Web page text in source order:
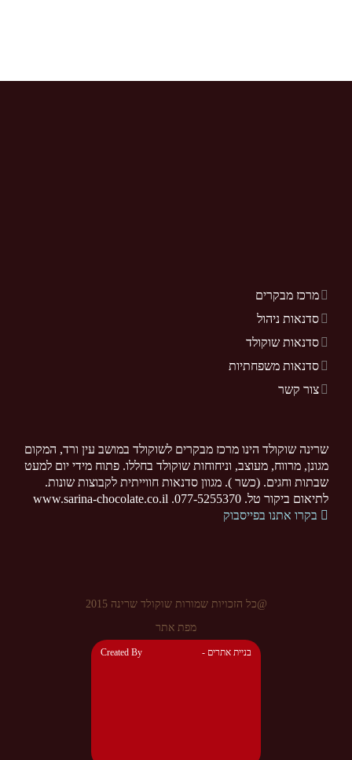
מרכז מבקרים
סדנאות ניהול
סדנאות שוקולד
סדנאות משפחתיות
צור קשר
שרינה שוקולד הינו מרכז מבקרים לשוקולד במושב עין ורד, המקום
מגונן, מרווח, מעוצב, וניחוחות שוקולד בחללו. פתוח מידי יום למעט
שבתות וחגים. (כשר ). מגוון סדנאות חווייתית לקבוצות שונות.
לתיאום ביקור טל. 077-5255370. www.sarina-chocolate.co.il
בקרו אתנו בפייסבוק
@כל הזכויות שמורות שוקולד שרינה 2015
מפת אתר
Created By - בניית אתרים